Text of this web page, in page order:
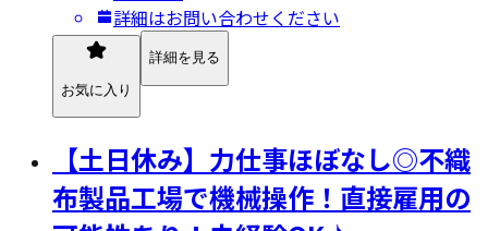
詳細はお問い合わせください
お気に入り
詳細を見る
【土日休み】力仕事ほぼなし◎不織
布製品工場で機械操作！直接雇用の